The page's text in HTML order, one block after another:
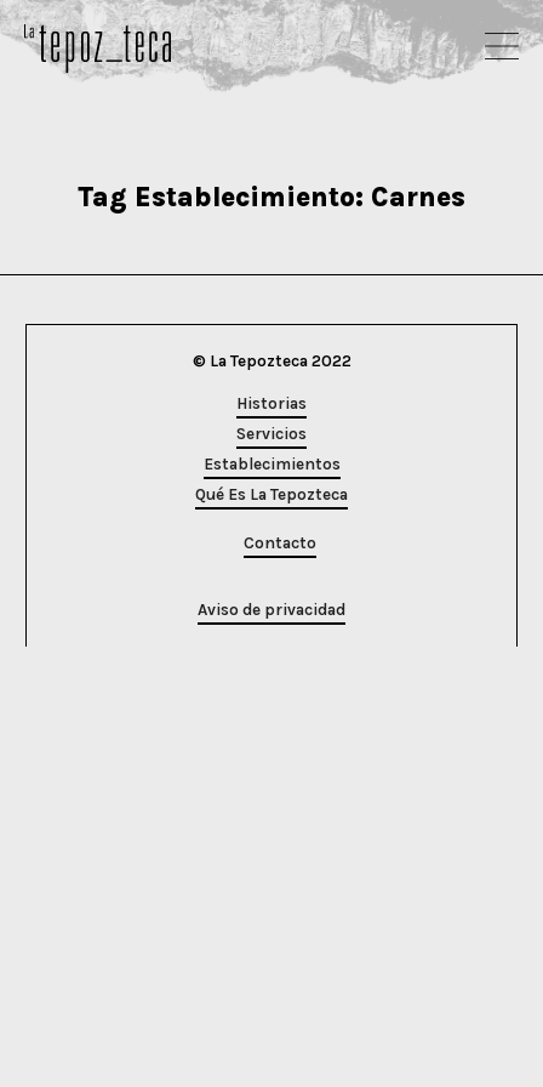
Tag Establecimiento: Carnes
© La Tepozteca 2022
Historias
Servicios
Establecimientos
Qué Es La Tepozteca
Contacto
Aviso de privacidad